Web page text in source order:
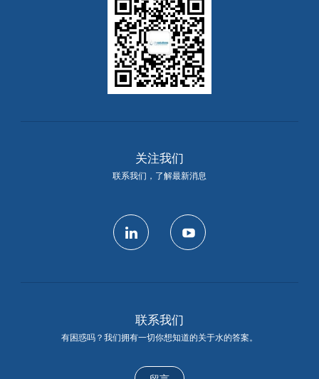
关注我们
联系我们，了解最新消息
联系我们
有困惑吗？我们拥有一切你想知道的关于水的答案。